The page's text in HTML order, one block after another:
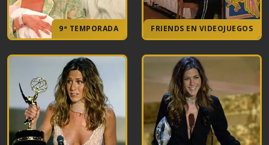
9ª TEMPORADA FRIENDS EN VIDEOJUEGOS